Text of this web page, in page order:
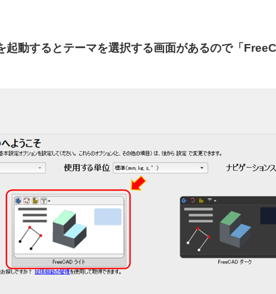
起動するとテーマを選択する画面があるので「